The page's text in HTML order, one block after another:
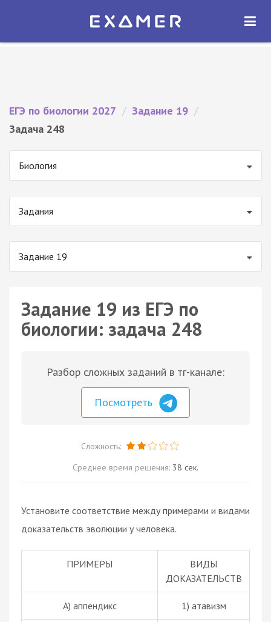
Экзамер — ЕГЭ 2027
ОТКРЫТЬ
ЕГЭ по биологии 2027 / Задание 19 /
Задача 248
Биология
Задания
Задание 19
Задание 19 из ЕГЭ по
биологии: задача 248
Разбор сложных заданий в тг-канале:
Посмотреть
Сложность:
Среднее время решения: 38 сек.
Установите соответствие между примерами и видами
доказательств эволюции у человека.
ПРИМЕРЫ
ВИДЫ
ДОКАЗАТЕЛЬСТВ
А) аппендикс 1) атавизм